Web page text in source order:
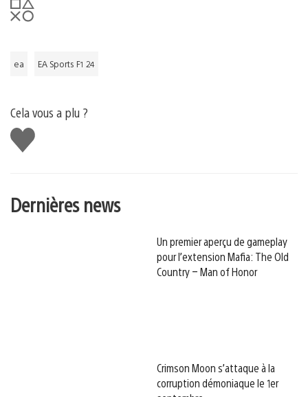
ea EA Sports F1 24
Cela vous a plu ?
J'aime
Dernières news
Un premier aperçu de gameplay
pour l’extension Mafia: The Old
Country – Man of Honor
Crimson Moon s’attaque à la
corruption démoniaque le 1er